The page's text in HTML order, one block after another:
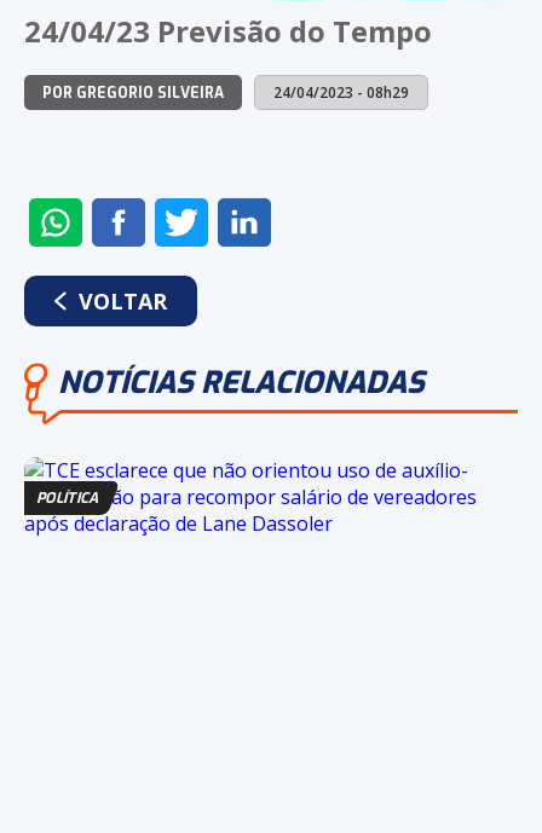
WHATSAPPFACEBOOK
24/04/23 Previsão do Tempo
POR GREGORIO SILVEIRA 24/04/2023 - 08h29
ENVIAR
NO
WHATSAPP
COMPARTILHAR
NO
FACEBOOK
COMPARTILHAR
NO
VOLTAR
NOTÍCIAS RELACIONADAS
POLÍTICA